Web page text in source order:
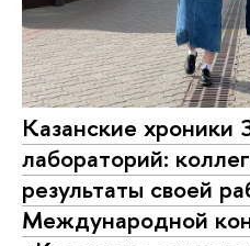
Казанские хроники
лабораторий:
результаты своей
Международной